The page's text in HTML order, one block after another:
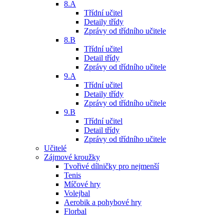
8.A
Třídní učitel
Detaily třídy
Zprávy od třídního učitele
8.B
Třídní učitel
Detail třídy
Zprávy od třídního učitele
9.A
Třídní učitel
Detaily třídy
Zprávy od třídního učitele
9.B
Třídní učitel
Detail třídy
Zprávy od třídního učitele
Učitelé
Zájmové kroužky
Tvořivé dílničky pro nejmenší
Tenis
Míčové hry
Volejbal
Aerobik a pohybové hry
Florbal